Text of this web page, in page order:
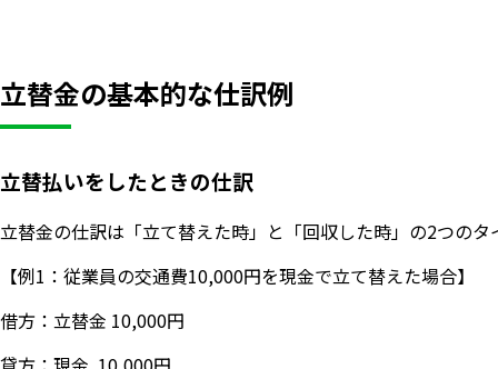
立替金の基本的な仕訳例
立替払いをしたときの仕訳
立替金の仕訳は「立て替えた時」と「回収した時」の2つの
【例1：従業員の交通費10,000円を現金で立て替えた場合】
借方：立替金 10,000円